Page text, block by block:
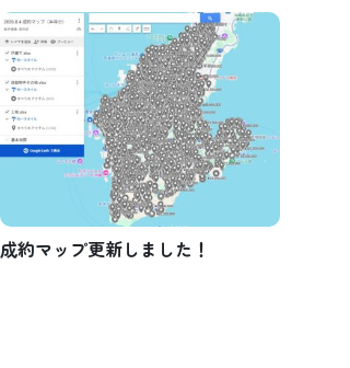
成約マップ更新しました！